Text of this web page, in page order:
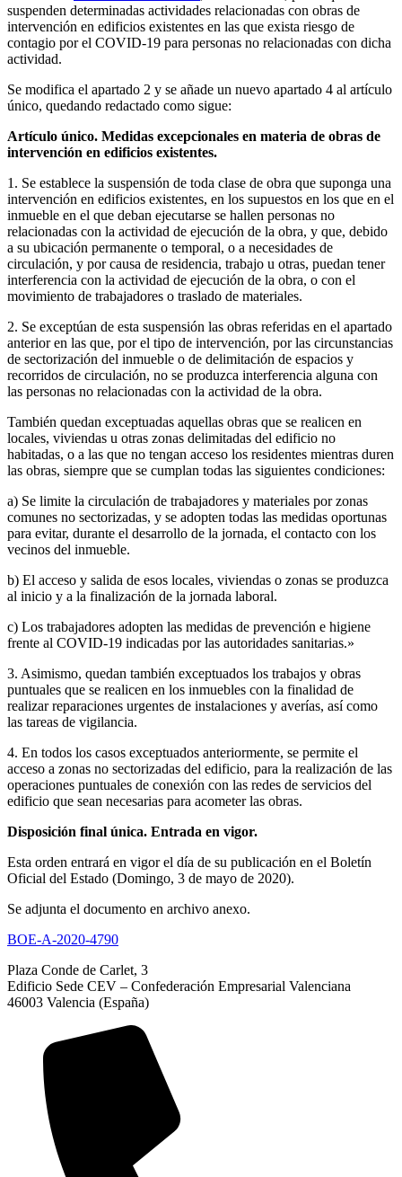
suspenden determinadas actividades relacionadas con obras de
intervención en edificios existentes en las que exista riesgo de
contagio por el COVID-19 para personas no relacionadas con dicha
actividad.
Se modifica el apartado 2 y se añade un nuevo apartado 4 al artículo
único, quedando redactado como sigue:
Artículo único. Medidas excepcionales en materia de obras de
intervención en edificios existentes.
1. Se establece la suspensión de toda clase de obra que suponga una
intervención en edificios existentes, en los supuestos en los que en el
inmueble en el que deban ejecutarse se hallen personas no
relacionadas con la actividad de ejecución de la obra, y que, debido
a su ubicación permanente o temporal, o a necesidades de
circulación, y por causa de residencia, trabajo u otras, puedan tener
interferencia con la actividad de ejecución de la obra, o con el
movimiento de trabajadores o traslado de materiales.
2. Se exceptúan de esta suspensión las obras referidas en el apartado
anterior en las que, por el tipo de intervención, por las circunstancias
de sectorización del inmueble o de delimitación de espacios y
recorridos de circulación, no se produzca interferencia alguna con
las personas no relacionadas con la actividad de la obra.
También quedan exceptuadas aquellas obras que se realicen en
locales, viviendas u otras zonas delimitadas del edificio no
habitadas, o a las que no tengan acceso los residentes mientras duren
las obras, siempre que se cumplan todas las siguientes condiciones:
a) Se limite la circulación de trabajadores y materiales por zonas
comunes no sectorizadas, y se adopten todas las medidas oportunas
para evitar, durante el desarrollo de la jornada, el contacto con los
vecinos del inmueble.
b) El acceso y salida de esos locales, viviendas o zonas se produzca
al inicio y a la finalización de la jornada laboral.
c) Los trabajadores adopten las medidas de prevención e higiene
frente al COVID-19 indicadas por las autoridades sanitarias.»
3. Asimismo, quedan también exceptuados los trabajos y obras
puntuales que se realicen en los inmuebles con la finalidad de
realizar reparaciones urgentes de instalaciones y averías, así como
las tareas de vigilancia.
4. En todos los casos exceptuados anteriormente, se permite el
acceso a zonas no sectorizadas del edificio, para la realización de las
operaciones puntuales de conexión con las redes de servicios del
edificio que sean necesarias para acometer las obras.
Disposición final única. Entrada en vigor.
Esta orden entrará en vigor el día de su publicación en el Boletín
Oficial del Estado (Domingo, 3 de mayo de 2020).
Se adjunta el documento en archivo anexo.
BOE-A-2020-4790
Plaza Conde de Carlet, 3
Edificio Sede CEV – Confederación Empresarial Valenciana
46003 Valencia (España)